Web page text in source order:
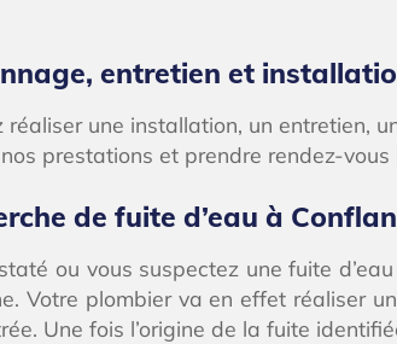
entretien et
réaliser une installation, un entretien,
prestations et prendre rendez-vous
de fuite d’eau à
ou vous suspectez une fuite
Votre plombier va en effet réaliser
Une fois l’origine de la fuite